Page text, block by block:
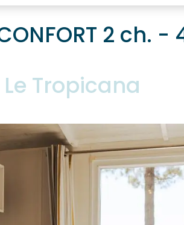
2 ch.
Tropicana